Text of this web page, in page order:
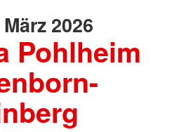
2026
Pohlheim